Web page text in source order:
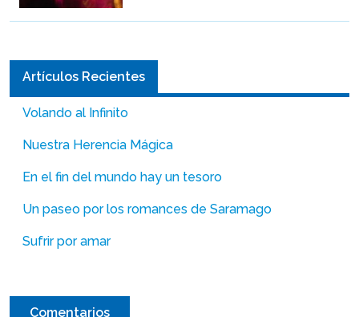
Artículos Recientes
Volando al Infinito
Nuestra Herencia Mágica
En el fin del mundo hay un tesoro
Un paseo por los romances de Saramago
Sufrir por amar
Comentarios